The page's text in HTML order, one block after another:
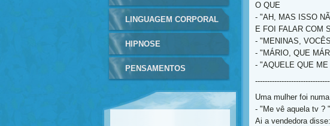
O QUE
- "AH, MAS ISSO
E FOI FALAR COM
- "MENINAS,
- "MÁRIO, QUE
- "AQUELE QUE
Uma mulher foi
- "Me vê aquela tv ? "
Ai a vendedora disse:
LINGUAGEM CORPORAL
HIPNOSE
PENSAMENTOS